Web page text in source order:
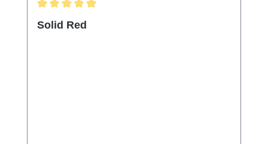
Solid Red